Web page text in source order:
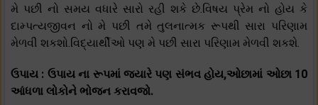
મે પછી નો સમય વધારે સારો રહી શકે છે.વિષય પ્રેમ નો હોય કે
દામ્પત્યજીવન નો મે પછી તમે તુલનાત્મક રૂપથી સારા પરિણામ
મેળવી શકશો.વિદ્યાર્થીઓ પણ મે પછી સારા પરિણામ મેળવી શકશે.
ઉપાય : ઉપાય ના રૂપમાં જયારે પણ સંભવ હોય,ઓછામાં ઓછા 10
આંધળા લોકોને ભોજન કરાવજો.